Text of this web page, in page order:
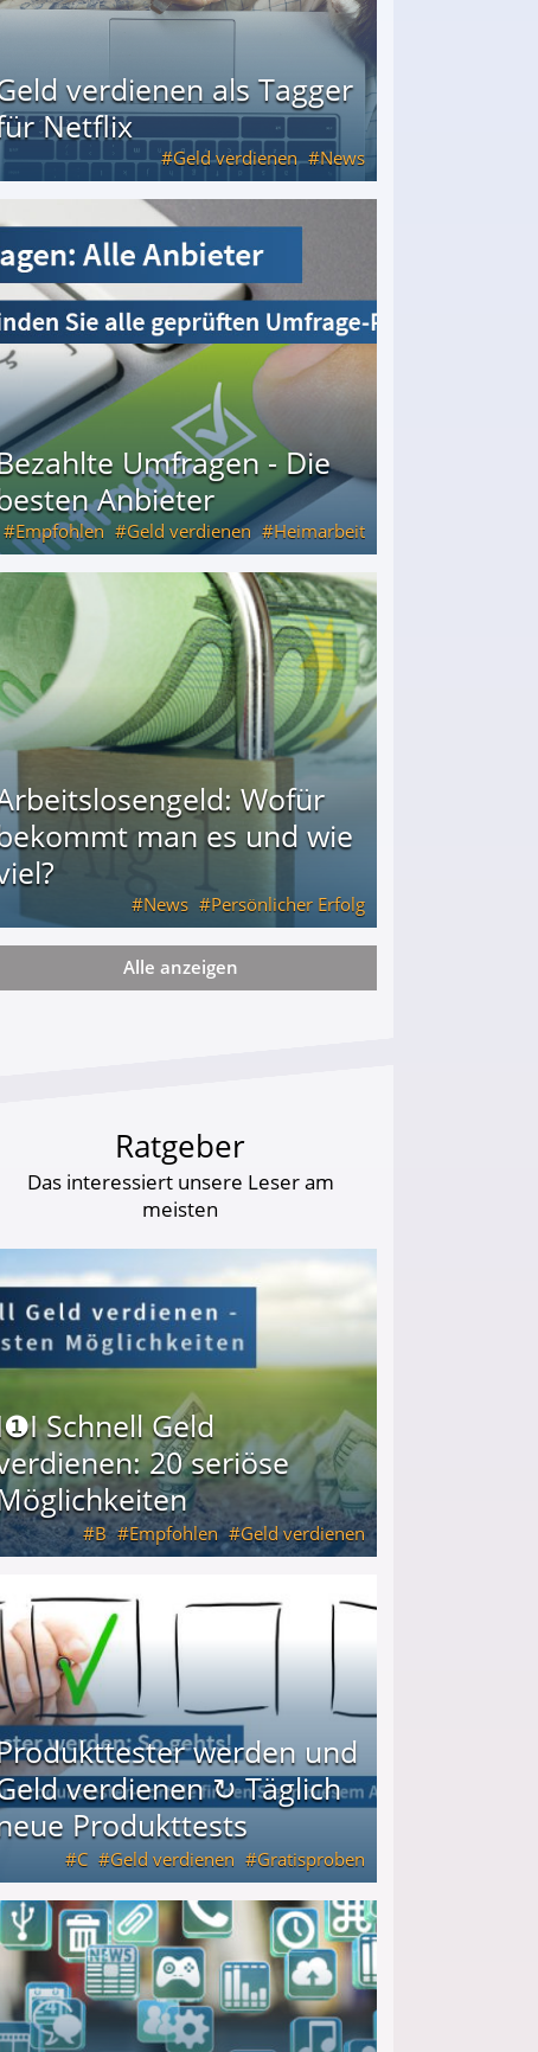
verdienen als Tagger
Netflix
Geld verdienen News
Umfragen - Die
Anbieter
Empfohlen Geld verdienen Heimarbeit
Wofür
man es und wie
News Persönlicher Erfolg
wie viel?
Alle anzeigen
Ratgeber
Das interessiert unsere Leser am
meisten
Schnell Geld
20 seriöse
B Empfohlen Geld verdienen
werden und
verdienen ↻ Täglich
Produkttests
C Geld verdienen Gratisproben
neue Produkttests